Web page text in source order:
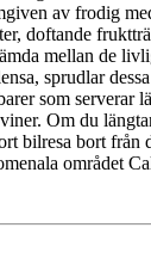
av frodig
doftande
mellan de
sprudlar
som serverar
Om du
bilresa bort från
området